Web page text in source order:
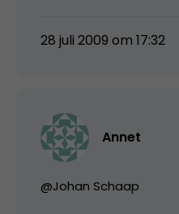
28 juli 2009 om 17:32
Annet
@Johan Schaap